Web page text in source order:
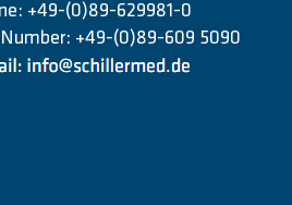
+49-(0)89-629981-0
+49-(0)89-609 5090